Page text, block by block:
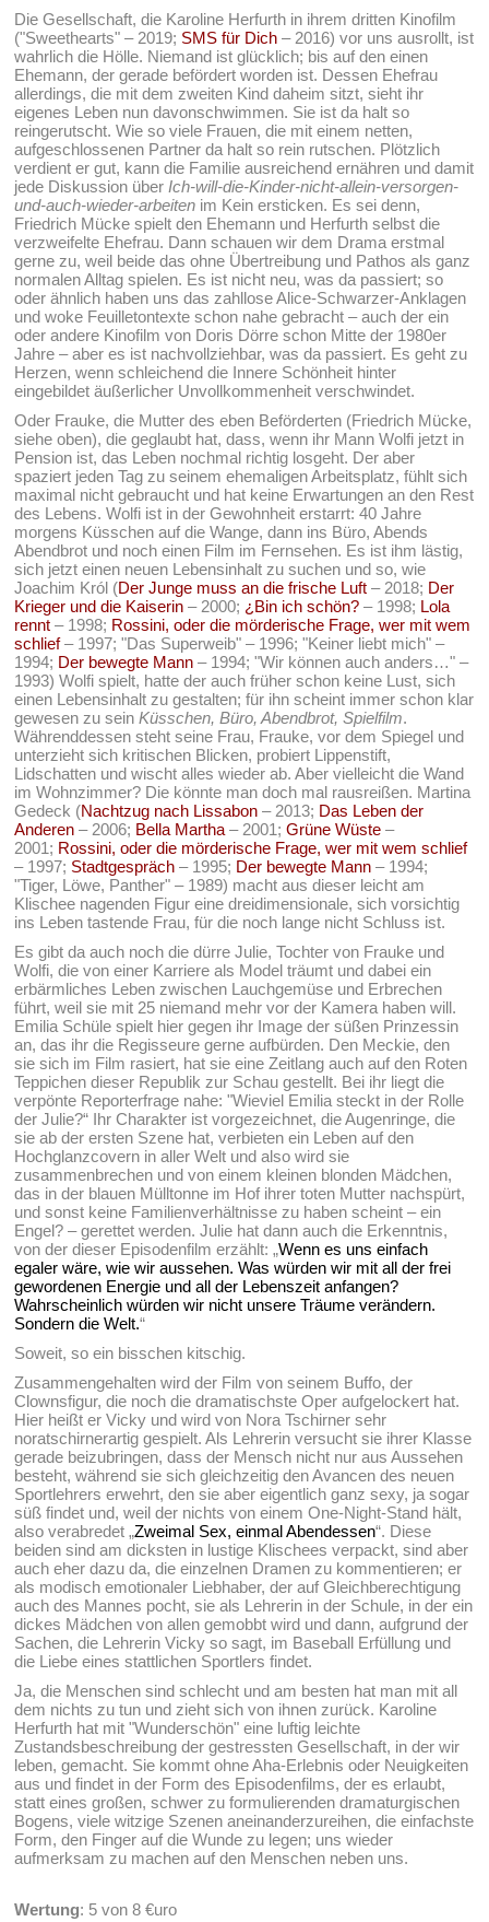
Die Gesellschaft, die Karoline Herfurth in ihrem dritten Kinofilm
("Sweethearts" – 2019; SMS für Dich – 2016) vor uns ausrollt, ist
wahrlich die Hölle. Niemand ist glücklich; bis auf den einen
Ehemann, der gerade befördert worden ist. Dessen Ehefrau
allerdings, die mit dem zweiten Kind daheim sitzt, sieht ihr
eigenes Leben nun davonschwimmen. Sie ist da halt so
reingerutscht. Wie so viele Frauen, die mit einem netten,
aufgeschlossenen Partner da halt so rein rutschen. Plötzlich
verdient er gut, kann die Familie ausreichend ernähren und damit
jede Diskussion über Ich-will-die-Kinder-nicht-allein-versorgen-
und-auch-wieder-arbeiten im Kein ersticken. Es sei denn,
Friedrich Mücke spielt den Ehemann und Herfurth selbst die
verzweifelte Ehefrau. Dann schauen wir dem Drama erstmal
gerne zu, weil beide das ohne Übertreibung und Pathos als ganz
normalen Alltag spielen. Es ist nicht neu, was da passiert; so
oder ähnlich haben uns das zahllose Alice-Schwarzer-Anklagen
und woke Feuilletontexte schon nahe gebracht – auch der ein
oder andere Kinofilm von Doris Dörre schon Mitte der 1980er
Jahre – aber es ist nachvollziehbar, was da passiert. Es geht zu
Herzen, wenn schleichend die Innere Schönheit hinter
eingebildet äußerlicher Unvollkommenheit verschwindet.
Oder Frauke, die Mutter des eben Beförderten (Friedrich Mücke,
siehe oben), die geglaubt hat, dass, wenn ihr Mann Wolfi jetzt in
Pension ist, das Leben nochmal richtig losgeht. Der aber
spaziert jeden Tag zu seinem ehemaligen Arbeitsplatz, fühlt sich
maximal nicht gebraucht und hat keine Erwartungen an den Rest
des Lebens. Wolfi ist in der Gewohnheit erstarrt: 40 Jahre
morgens Küsschen auf die Wange, dann ins Büro, Abends
Abendbrot und noch einen Film im Fernsehen. Es ist ihm lästig,
sich jetzt einen neuen Lebensinhalt zu suchen und so, wie
Joachim Król (Der Junge muss an die frische Luft – 2018; Der
Krieger und die Kaiserin – 2000; ¿Bin ich schön? – 1998; Lola
rennt – 1998; Rossini, oder die mörderische Frage, wer mit wem
schlief– 1997; "Das Superweib" – 1996; "Keiner liebt mich" –
1994; Der bewegte Mann – 1994; "Wir können auch anders…" –
1993) Wolfi spielt, hatte der auch früher schon keine Lust, sich
einen Lebensinhalt zu gestalten; für ihn scheint immer schon klar
gewesen zu seinKüsschen, Büro, Abendbrot, Spielfilm.
Währenddessen steht seine Frau, Frauke, vor dem Spiegel und
unterzieht sich kritischen Blicken, probiert Lippenstift,
Lidschatten und wischt alles wieder ab. Aber vielleicht die Wand
im Wohnzimmer? Die könnte man doch mal rausreißen. Martina
Gedeck (Nachtzug nach Lissabon – 2013; Das Leben der
Anderen – 2006; Bella Martha – 2001;Grüne Wüste –
2001; Rossini, oder die mörderische Frage, wer mit wem schlief
– 1997; Stadtgespräch – 1995; Der bewegte Mann – 1994;
"Tiger, Löwe, Panther" – 1989) macht aus dieser leicht am
Klischee nagenden Figur eine dreidimensionale, sich vorsichtig
ins Leben tastende Frau, für die noch lange nicht Schluss ist.
Es gibt da auch noch die dürre Julie, Tochter von Frauke und
Wolfi, die von einer Karriere als Model träumt und dabei ein
erbärmliches Leben zwischen Lauchgemüse und Erbrechen
führt, weil sie mit 25 niemand mehr vor der Kamera haben will.
Emilia Schüle spielt hier gegen ihr Image der süßen Prinzessin
an, das ihr die Regisseure gerne aufbürden. Den Meckie, den
sie sich im Film rasiert, hat sie eine Zeitlang auch auf den Roten
Teppichen dieser Republik zur Schau gestellt. Bei ihr liegt die
verpönte Reporterfrage nahe: "Wieviel Emilia steckt in der Rolle
der Julie?“ Ihr Charakter ist vorgezeichnet, die Augenringe, die
sie ab der ersten Szene hat, verbieten ein Leben auf den
Hochglanzcovern in aller Welt und also wird sie
zusammenbrechen und von einem kleinen blonden Mädchen,
das in der blauen Mülltonne im Hof ihrer toten Mutter nachspürt,
und sonst keine Familienverhältnisse zu haben scheint – ein
Engel? – gerettet werden. Julie hat dann auch die Erkenntnis,
von der dieser Episodenfilm erzählt: „Wenn es uns einfach
egaler wäre, wie wir aussehen. Was würden wir mit all der frei
gewordenen Energie und all der Lebenszeit anfangen?
Wahrscheinlich würden wir nicht unsere Träume verändern.
Sondern die Welt.“
Soweit, so ein bisschen kitschig.
Zusammengehalten wird der Film von seinem Buffo, der
Clownsfigur, die noch die dramatischste Oper aufgelockert hat.
Hier heißt er Vicky und wird von Nora Tschirner sehr
noratschirnerartig gespielt. Als Lehrerin versucht sie ihrer Klasse
gerade beizubringen, dass der Mensch nicht nur aus Aussehen
besteht, während sie sich gleichzeitig den Avancen des neuen
Sportlehrers erwehrt, den sie aber eigentlich ganz sexy, ja sogar
süß findet und, weil der nichts von einem One-Night-Stand hält,
also verabredet „Zweimal Sex, einmal Abendessen“. Diese
beiden sind am dicksten in lustige Klischees verpackt, sind aber
auch eher dazu da, die einzelnen Dramen zu kommentieren; er
als modisch emotionaler Liebhaber, der auf Gleichberechtigung
auch des Mannes pocht, sie als Lehrerin in der Schule, in der ein
dickes Mädchen von allen gemobbt wird und dann, aufgrund der
Sachen, die Lehrerin Vicky so sagt, im Baseball Erfüllung und
die Liebe eines stattlichen Sportlers findet.
Ja, die Menschen sind schlecht und am besten hat man mit all
dem nichts zu tun und zieht sich von ihnen zurück. Karoline
Herfurth hat mit "Wunderschön" eine luftig leichte
Zustandsbeschreibung der gestressten Gesellschaft, in der wir
leben, gemacht. Sie kommt ohne Aha-Erlebnis oder Neuigkeiten
aus und findet in der Form des Episodenfilms, der es erlaubt,
statt eines großen, schwer zu formulierenden dramaturgischen
Bogens, viele witzige Szenen aneinanderzureihen, die einfachste
Form, den Finger auf die Wunde zu legen; uns wieder
aufmerksam zu machen auf den Menschen neben uns.
Wertung: 5 von 8 €uro